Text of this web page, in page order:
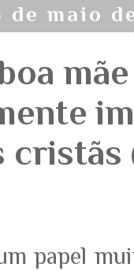
de maio
papel